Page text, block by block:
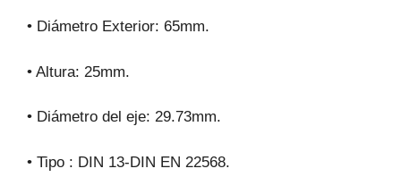
• Diámetro Exterior: 65mm.
• Altura: 25mm.
• Diámetro del eje: 29.73mm.
• Tipo : DIN 13-DIN EN 22568.